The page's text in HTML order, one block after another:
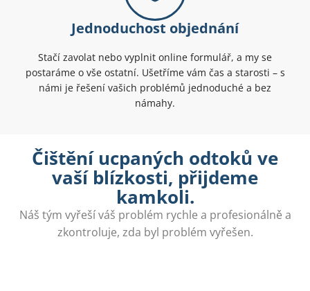
Jednoduchost objednání
Stačí zavolat nebo vyplnit online formulář, a my se
postaráme o vše ostatní. Ušetříme vám čas a starosti – s
námi je řešení vašich problémů jednoduché a bez
námahy.
Čištění ucpaných odtoků ve
vaší blízkosti, přijdeme
kamkoli.
Náš tým vyřeší váš problém rychle a profesionálně a
zkontroluje, zda byl problém vyřešen.